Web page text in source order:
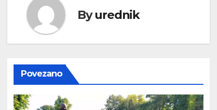
Byurednik
Povezano